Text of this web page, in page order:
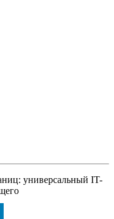
универсальный IT-